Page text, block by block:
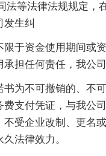
法等法律法规规定，
发生纠
限于资金使用期间或
担任何责任，我公
书为不可撤销的、不
费支付凭证，与我公
不受企业改制、更名
法律效力。